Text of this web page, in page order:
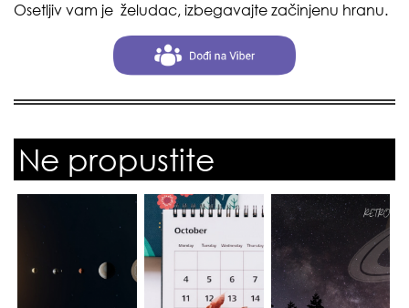
Osetljiv vam je želudac, izbegavajte začinjenu hranu.
Ne propustite